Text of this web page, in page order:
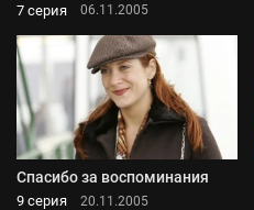
7 серия 06.11.2005
Спасибо за воспоминания
9 серия 20.11.2005